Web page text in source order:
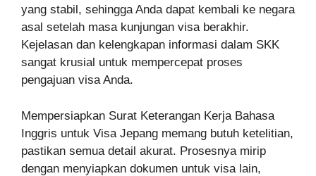
yang stabil, sehingga Anda dapat kembali ke negara
asal setelah masa kunjungan visa berakhir.
Kejelasan dan kelengkapan informasi dalam SKK
sangat krusial untuk mempercepat proses
pengajuan visa Anda.
Mempersiapkan Surat Keterangan Kerja Bahasa
Inggris untuk Visa Jepang memang butuh ketelitian,
pastikan semua detail akurat. Prosesnya mirip
dengan menyiapkan dokumen untuk visa lain,